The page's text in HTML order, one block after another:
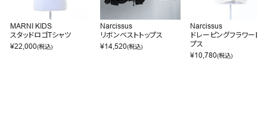
MARNI KIDS
スタッドロゴTシャツ
¥22,000(税込)
Narcissus
リボンベストトップス
¥14,520(税込)
Narcissus
ドレーピングフラワートッ
プス
¥10,780(税込)